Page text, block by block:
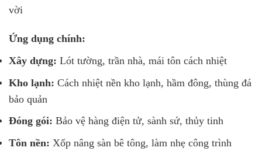
vời
Ứng dụng chính:
Xây dựng: Lót tường, trần nhà, mái tôn cách nhiệt
Kho lạnh: Cách nhiệt nền kho lạnh, hầm đông, thùng đá
bảo quản
Đóng gói: Bảo vệ hàng điện tử, sành sứ, thủy tinh
Tôn nền: Xốp nâng sàn bê tông, làm nhẹ công trình